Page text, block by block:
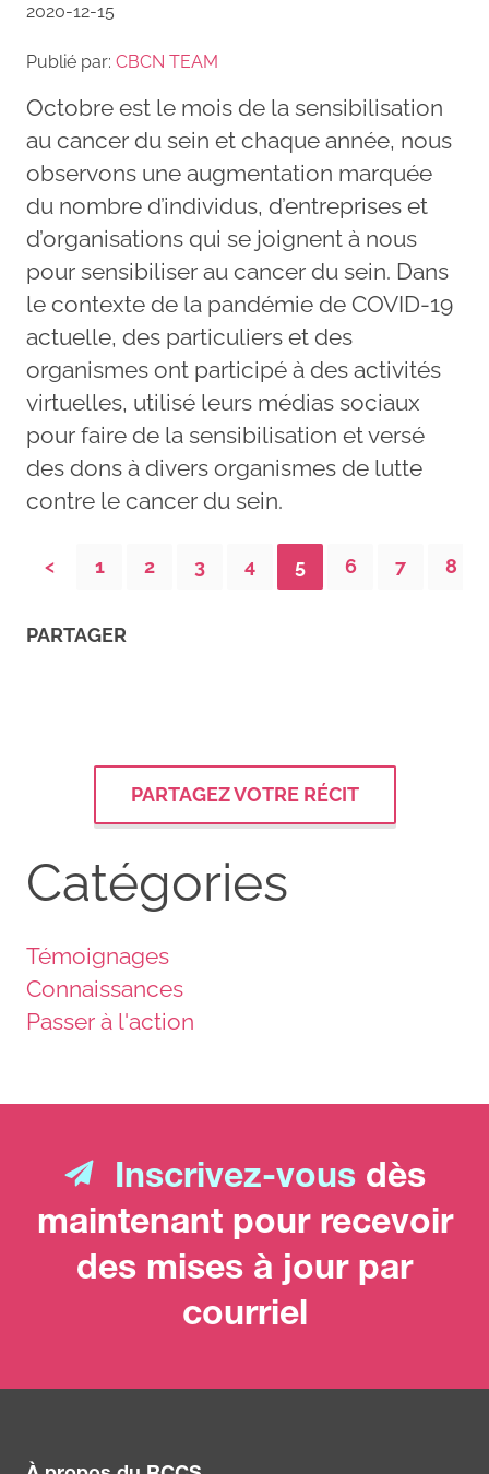
2020-12-15
Publié par: CBCN TEAM
Octobre est le mois de la sensibilisation
au cancer du sein et chaque année, nous
observons une augmentation marquée
du nombre d’individus, d’entreprises et
d’organisations qui se joignent à nous
pour sensibiliser au cancer du sein. Dans
le contexte de la pandémie de COVID-19
actuelle, des particuliers et des
organismes ont participé à des activités
virtuelles, utilisé leurs médias sociaux
pour faire de la sensibilisation et versé
des dons à divers organismes de lutte
contre le cancer du sein.
< 1 2 3 4 5 6 7 8
PARTAGER
PARTAGEZ VOTRE RÉCIT
Catégories
Témoignages
Connaissances
Passer à l'action
Inscrivez-vous dès
maintenant pour recevoir
des mises à jour par
courriel